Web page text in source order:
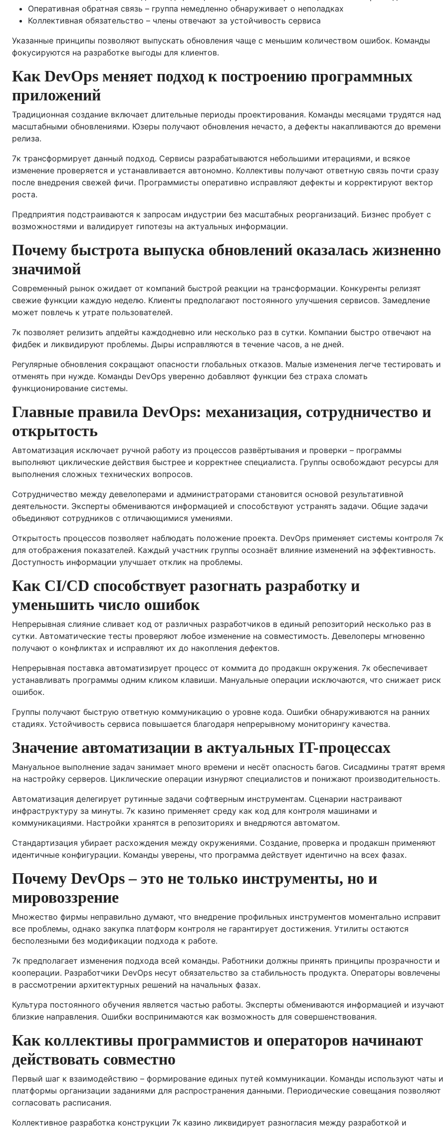
Оперативная обратная связь – группа немедленно обнаруживает о неполадках
Коллективная обязательство – члены отвечают за устойчивость сервиса
Указанные принципы позволяют выпускать обновления чаще с меньшим количеством ошибок. Команды
фокусируются на разработке выгоды для клиентов.
Как DevOps меняет подход к построению программных
приложений
Традиционная создание включает длительные периоды проектирования. Команды месяцами трудятся над
масштабными обновлениями. Юзеры получают обновления нечасто, а дефекты накапливаются до времени
релиза.
7к трансформирует данный подход. Сервисы разрабатываются небольшими итерациями, и всякое
изменение проверяется и устанавливается автономно. Коллективы получают ответную связь почти сразу
после внедрения свежей фичи. Программисты оперативно исправляют дефекты и корректируют вектор
роста.
Предприятия подстраиваются к запросам индустрии без масштабных реорганизаций. Бизнес пробует с
возможностями и валидирует гипотезы на актуальных информации.
Почему быстрота выпуска обновлений оказалась жизненно
значимой
Современный рынок ожидает от компаний быстрой реакции на трансформации. Конкуренты релизят
свежие функции каждую неделю. Клиенты предполагают постоянного улучшения сервисов. Замедление
может повлечь к утрате пользователей.
7к позволяет релизить апдейты каждодневно или несколько раз в сутки. Компании быстро отвечают на
фидбек и ликвидируют проблемы. Дыры исправляются в течение часов, а не дней.
Регулярные обновления сокращают опасности глобальных отказов. Малые изменения легче тестировать и
отменять при нужде. Команды DevOps уверенно добавляют функции без страха сломать
функционирование системы.
Главные правила DevOps: механизация, сотрудничество и
открытость
Автоматизация исключает ручной работу из процессов развёртывания и проверки – программы
выполняют циклические действия быстрее и корректнее специалиста. Группы освобождают ресурсы для
выполнения сложных технических вопросов.
Сотрудничество между девелоперами и администраторами становится основой результативной
деятельности. Эксперты обмениваются информацией и способствуют устранять задачи. Общие задачи
объединяют сотрудников с отличающимися умениями.
Открытость процессов позволяет наблюдать положение проекта. DevOps применяет системы контроля 7к
для отображения показателей. Каждый участник группы осознаёт влияние изменений на эффективность.
Доступность информации улучшает отклик на проблемы.
Как CI/CD способствует разогнать разработку и
уменьшить число ошибок
Непрерывная слияние сливает код от различных разработчиков в единый репозиторий несколько раз в
сутки. Автоматические тесты проверяют любое изменение на совместимость. Девелоперы мгновенно
получают о конфликтах и исправляют их до накопления дефектов.
Непрерывная поставка автоматизирует процесс от коммита до продакшн окружения. 7к обеспечивает
устанавливать программы одним кликом клавиши. Мануальные операции исключаются, что снижает риск
ошибок.
Группы получают быструю ответную коммуникацию о уровне кода. Ошибки обнаруживаются на ранних
стадиях. Устойчивость сервиса повышается благодаря непрерывному мониторингу качества.
Значение автоматизации в актуальных IT-процессах
Мануальное выполнение задач занимает много времени и несёт опасность багов. Сисадмины тратят время
на настройку серверов. Циклические операции изнуряют специалистов и понижают производительность.
Автоматизация делегирует рутинные задачи софтверным инструментам. Сценарии настраивают
инфраструктуру за минуты. 7к казино применяет среду как код для контроля машинами и
коммуникациями. Настройки хранятся в репозиториях и внедряются автоматом.
Стандартизация убирает расхождения между окружениями. Создание, проверка и продакшн применяют
идентичные конфигурации. Команды уверены, что программа действует идентично на всех фазах.
Почему DevOps – это не только инструменты, но и
мировоззрение
Множество фирмы неправильно думают, что внедрение профильных инструментов моментально исправит
все проблемы, однако закупка платформ контроля не гарантирует достижения. Утилиты остаются
бесполезными без модификации подхода к работе.
7к предполагает изменения подхода всей команды. Работники должны принять принципы прозрачности и
кооперации. Разработчики DevOps несут обязательство за стабильность продукта. Операторы вовлечены
в рассмотрении архитектурных решений на начальных фазах.
Культура постоянного обучения является частью работы. Эксперты обмениваются информацией и изучают
близкие направления. Ошибки воспринимаются как возможность для совершенствования.
Как коллективы программистов и операторов начинают
действовать совместно
Первый шаг к взаимодействию – формирование единых путей коммуникации. Команды используют чаты и
платформы организации заданиями для распространения данными. Периодические совещания позволяют
согласовать расписания.
Коллективное разработка конструкции 7к казино ликвидирует разногласия между разработкой и